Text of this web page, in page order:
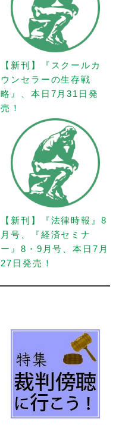
【新刊】『スクールカ
ウンセラーの生存戦
略』、本日7月31日発
売！
【新刊】『法律時報』8
月号、『経済セミナ
ー』8・9月号、本日7月
27日発売！